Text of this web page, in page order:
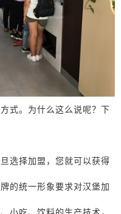
式。为什么这么说呢？下
选择加盟，您就可以获得
的统一形象要求对汉堡加
小吃、饮料的生产技术，